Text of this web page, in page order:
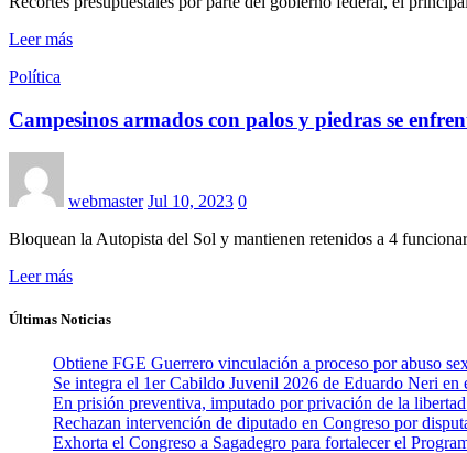
Leer más
Política
Campesinos armados con palos y piedras se
webmaster Jul 10, 2023 0
Bloquean la Autopista del Sol y mantienen retenidos a 4
Leer más
Últimas Noticias
Obtiene FGE Guerrero vinculación a proceso por abuso
Se integra el 1er Cabildo Juvenil 2026 de Eduardo Neri
En prisión preventiva, imputado por privación de la
Rechazan intervención de diputado en Congreso por
Exhorta el Congreso a Sagadegro para fortalecer el